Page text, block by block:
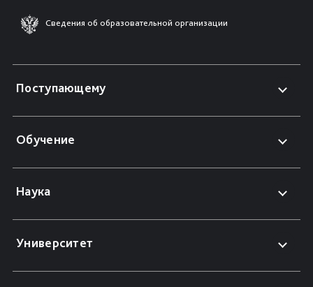
Сведения об образовательной организации
Поступающему
Обучение
Наука
Университет